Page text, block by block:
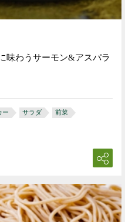
味わうサーモン&アスパラ
ー サラダ
前菜